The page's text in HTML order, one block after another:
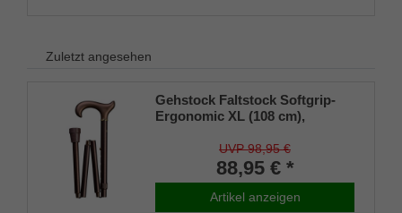
Zuletzt angesehen
Gehstock Faltstock Softgrip-
Ergonomic XL (108 cm),
Softgrip-Beschichtung, Stock
aus stabilem Leichtmetall in
bronce-matt, höhenverstellbar
von 99 bis 108 cm, faltbar,
UVP 98,95 €
88,95 € *
Artikel anzeigen